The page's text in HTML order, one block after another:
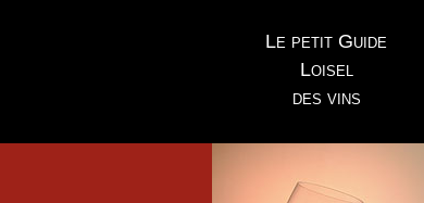
Le petit Guide
Loisel
des vins